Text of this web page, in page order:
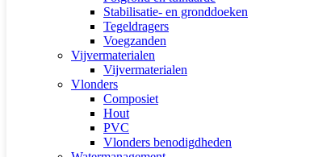
Stabilisatie- en gronddoeken
Tegeldragers
Voegzanden
Vijvermaterialen
Vijvermaterialen
Vlonders
Composiet
Hout
PVC
Vlonders benodigdheden